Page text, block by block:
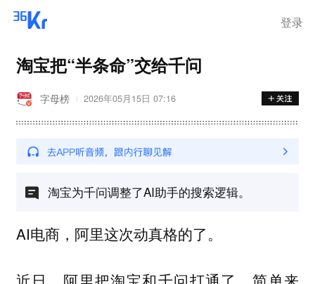
登录
淘宝把“半条命”交给千问
字母榜 2026年05月15日 07:16
淘宝为千问调整了AI助手的搜索逻辑。
AI电商，阿里这次动真格的了。